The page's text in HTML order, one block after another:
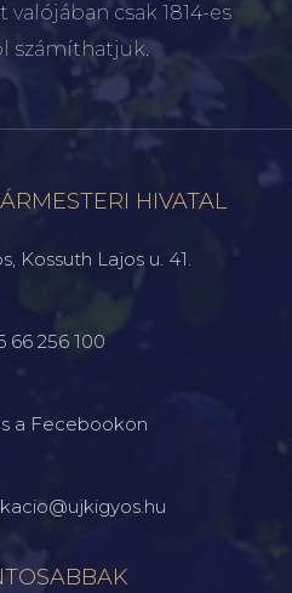
csak 1814-es
számíthatjuk.
HIVATAL
Kossuth Lajos u. 41.
66 256 100
a Fecebookon